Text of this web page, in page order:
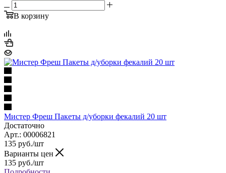
В корзину
Мистер Фреш Пакеты д/уборки фекалий 20 шт
Достаточно
Арт.: 00006821
135 руб./шт
Варианты цен
135 руб./шт